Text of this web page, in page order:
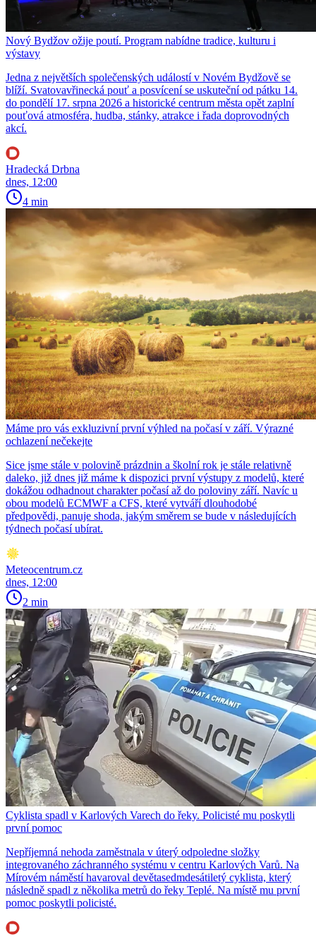
Nový Bydžov ožije poutí. Program nabídne tradice, kulturu i
výstavy
Jedna z největších společenských událostí v Novém Bydžově se
blíží. Svatovavřinecká pouť a posvícení se uskuteční od pátku 14.
do pondělí 17. srpna 2026 a historické centrum města opět zaplní
pouťová atmosféra, hudba, stánky, atrakce i řada doprovodných
akcí.
Hradecká Drbna
dnes, 12:00
4 min
Máme pro vás exkluzivní první výhled na počasí v září. Výrazné
ochlazení nečekejte
Sice jsme stále v polovině prázdnin a školní rok je stále relativně
daleko, již dnes již máme k dispozici první výstupy z modelů, které
dokážou odhadnout charakter počasí až do poloviny září. Navíc u
obou modelů ECMWF a CFS, které vytváří dlouhodobé
předpovědi, panuje shoda, jakým směrem se bude v následujících
týdnech počasí ubírat.
Meteocentrum.cz
dnes, 12:00
2 min
Cyklista spadl v Karlových Varech do řeky. Policisté mu poskytli
první pomoc
Nepříjemná nehoda zaměstnala v úterý odpoledne složky
integrovaného záchranného systému v centru Karlových Varů. Na
Mírovém náměstí havaroval devětasedmdesátiletý cyklista, který
následně spadl z několika metrů do řeky Teplé. Na místě mu první
pomoc poskytli policisté.